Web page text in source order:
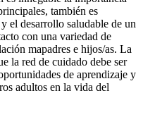
también es
el desarrollo saludable de un
con una variedad de
mapadres e hijos/as. La
la red de cuidado debe ser
de aprendizaje y
adultos en la vida del